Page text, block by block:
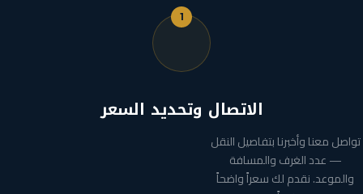
1
الاتصال وتحديد السعر
تواصل معنا وأخبرنا بتفاصيل النقل
— عدد الغرف والمسافة
والموعد. نقدم لك سعراً واضحاً